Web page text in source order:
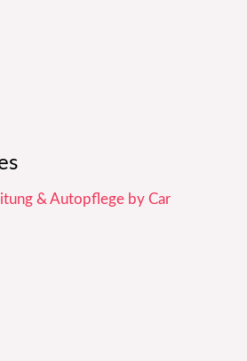
& Autopflege by Car